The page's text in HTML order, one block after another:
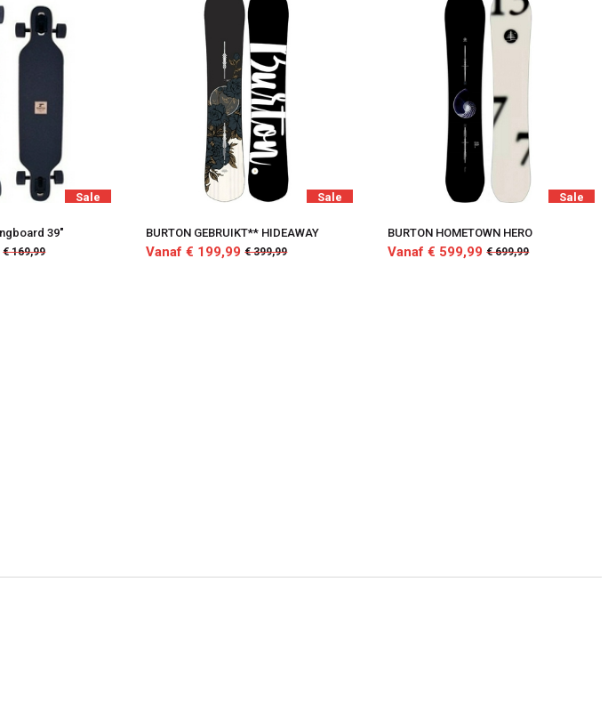
Sale
39"
€ 169,99
Sale
BURTON GEBRUIKT** HIDEAWAY
Vanaf € 199,99 € 399,99
Sale
BURTON HOMETOWN HERO
Vanaf € 599,99 € 699,99